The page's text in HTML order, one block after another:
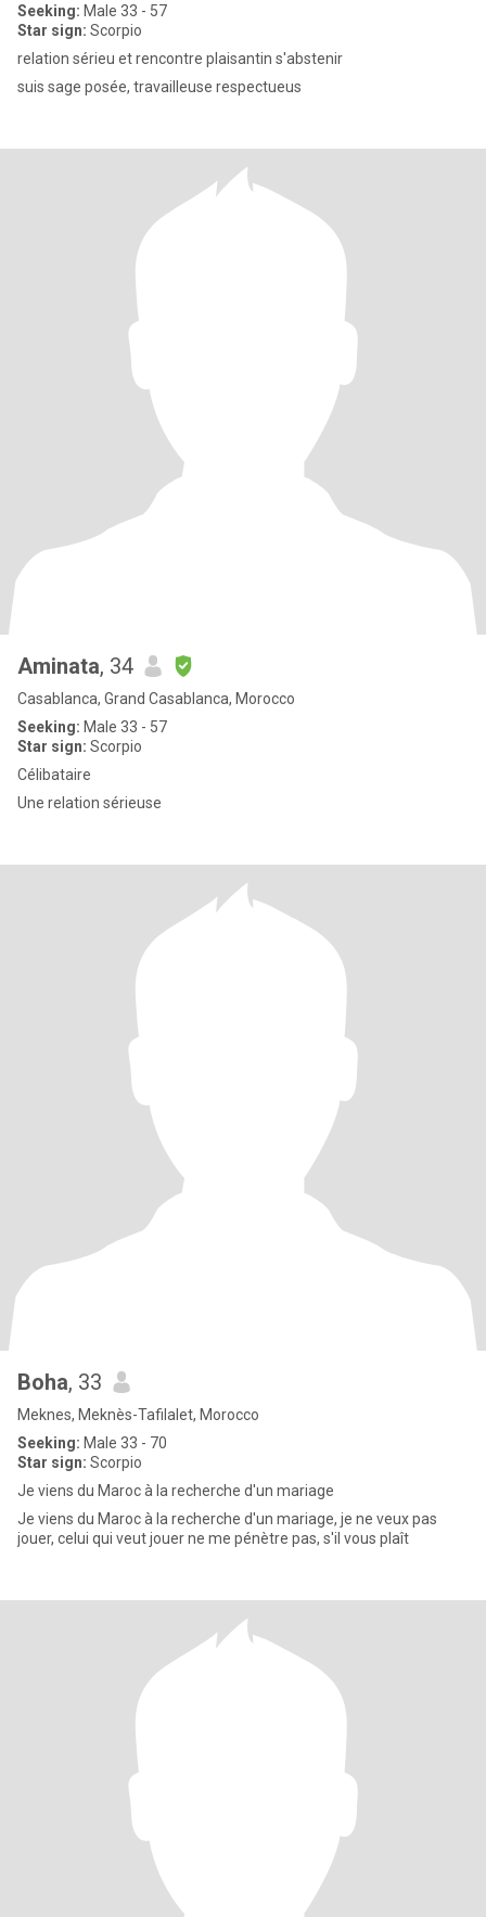
Seeking: Male 33 - 57
Star sign: Scorpio
relation sérieu et rencontre plaisantin s'abstenir
suis sage posée, travailleuse respectueus
Aminata, 34
Casablanca, Grand Casablanca, Morocco
Seeking: Male 33 - 57
Star sign: Scorpio
Célibataire
Une relation sérieuse
Boha, 33
Meknes, Meknès-Tafilalet, Morocco
Seeking: Male 33 - 70
Star sign: Scorpio
Je viens du Maroc à la recherche d'un mariage
Je viens du Maroc à la recherche d'un mariage, je ne veux pas
jouer, celui qui veut jouer ne me pénètre pas, s'il vous plaît